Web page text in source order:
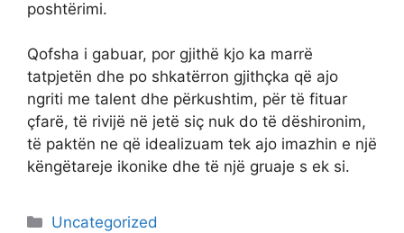
poshtërimi.
Qofsha i gabuar, por gjithë kjo ka marrë
tatpjetën dhe po shkatërron gjithçka që ajo
ngriti me talent dhe përkushtim, për të fituar
çfarë, të rivijë në jetë siç nuk do të dëshironim,
të paktën ne që idealizuam tek ajo imazhin e një
këngëtareje ikonike dhe të një gruaje s ek si.
Categories
Uncategorized